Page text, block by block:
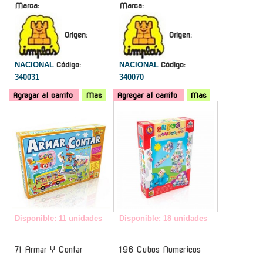
Marca:
Origen:
NACIONAL Código:
340031
Agregar al carrito Mas
Marca:
Origen:
NACIONAL Código:
340070
Agregar al carrito
Mas
Disponible: 11 unidades
71 Armar Y Contar
Disponible: 18 unidades
196 Cubos Numericos